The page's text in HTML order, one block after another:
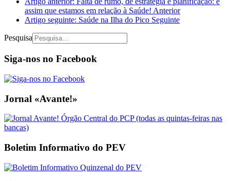
assim que estamos em relação à Saúde! Anterior
Artigo seguinte: Saúde na Ilha do Pico Seguinte
Pesquisa
Siga-nos no Facebook
Jornal «Avante!»
Boletim Informativo do PEV